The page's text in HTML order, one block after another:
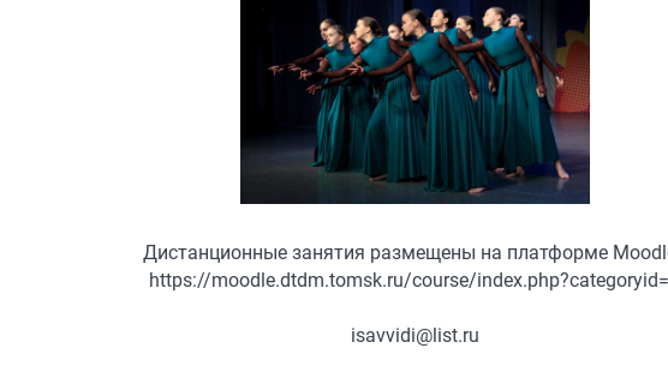
Дистанционные занятия размещены на платформе
https://moodle.dtdm.tomsk.ru/course/
isavvidi@list.ru